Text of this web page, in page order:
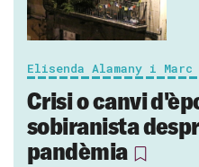
Elisenda Alamany i Marc
Crisi o canvi
sobiranista
pandèmia